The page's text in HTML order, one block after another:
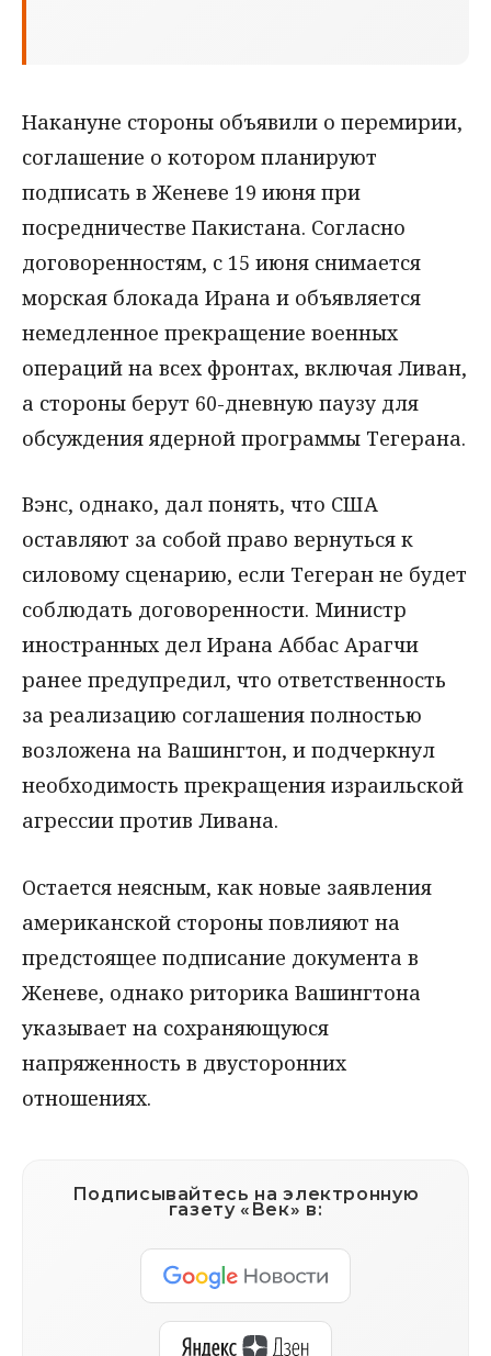
Накануне стороны объявили о перемирии,
соглашение о котором планируют
подписать в Женеве 19 июня при
посредничестве Пакистана. Согласно
договоренностям, с 15 июня снимается
морская блокада Ирана и объявляется
немедленное прекращение военных
операций на всех фронтах, включая Ливан,
а стороны берут 60-дневную паузу для
обсуждения ядерной программы Тегерана.
Вэнс, однако, дал понять, что США
оставляют за собой право вернуться к
силовому сценарию, если Тегеран не будет
соблюдать договоренности. Министр
иностранных дел Ирана Аббас Арагчи
ранее предупредил, что ответственность
за реализацию соглашения полностью
возложена на Вашингтон, и подчеркнул
необходимость прекращения израильской
агрессии против Ливана.
Остается неясным, как новые заявления
американской стороны повлияют на
предстоящее подписание документа в
Женеве, однако риторика Вашингтона
указывает на сохраняющуюся
напряженность в двусторонних
отношениях.
Подписывайтесь на электронную
газету «Век» в: